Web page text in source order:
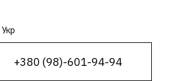
Укр
+380 (98)-601-94-94